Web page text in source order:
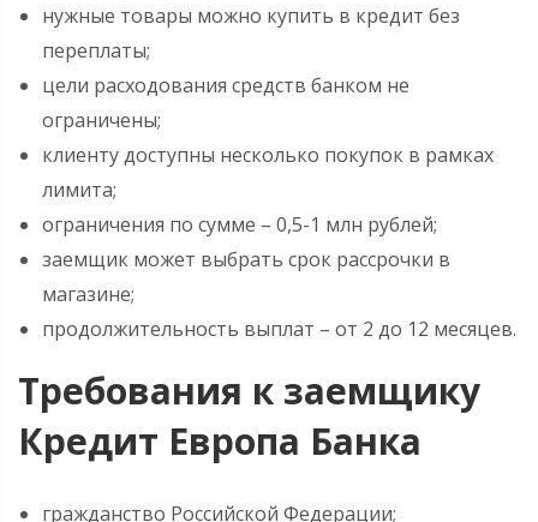
нужные товары можно купить в кредит без
переплаты;
цели расходования средств банком не
ограничены;
клиенту доступны несколько покупок в рамках
лимита;
ограничения по сумме – 0,5-1 млн рублей;
заемщик может выбрать срок рассрочки в
магазине;
продолжительность выплат – от 2 до 12 месяцев.
Требования к заемщику
Кредит Европа Банка
гражданство Российской Федерации;